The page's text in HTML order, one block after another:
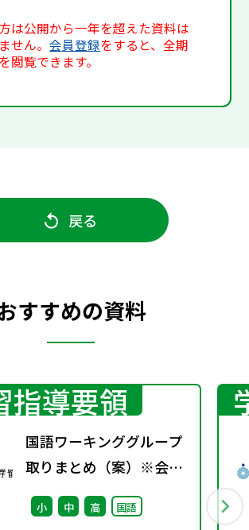
は公開から一年を超えた資料は
せん。会員登録をすると、全期
閲覧できます。
戻る
すすめの資料
指導要領
国語ワーキンググループ
取りまとめ（案）※会議
後修正
小 中 高 国語